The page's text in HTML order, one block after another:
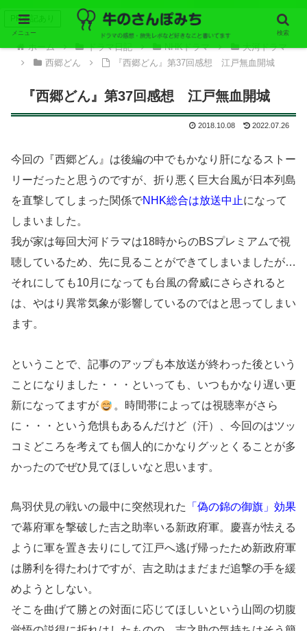
PR表記あり
ホーム ドラマ日記 NHKドラマ
大河ドラマ
西郷どん
『西郷どん』第37回感想 江戸無血開城
『西郷どん』第37回感想 江戸無血開城
2018.10.08 2022.07.26
今回の『西郷どん』は後編の中でもかなり肝になるストー
リーだったと思うのですが、折り悪く巨大台風が日本列島
を直撃してしまった関係でNHK総合は放送中止になって
しまいました。
我が家は毎回大河ドラマは18時からのBSプレミアムで視
聴しているため、先に見ることができてしまいましたが…
それにしても10月になっても台風の脅威にさらされると
は、やはり異常気象が影響しているのではと思ってしまい
ます。
ということで、記事のアップも本放送が終わった後という
ことになりました・・・といっても、いつもかなり遅い更
新になってますが
。時間帯によっては視聴率がさら
に・・・という危惧もあるんだけど（汗）、今回のはツッ
コミどころを考えても個人的にかなりグッとくることが多
かったのでぜひ見てほしいなと思います。
鳥羽伏見の戦いの最中に突然現れた
「偽の錦の御旗」効果
で幕府軍を撃破した吉之助率いる新政府軍。慶喜が怯える
ように軍を置き去りにして江戸へ逃げ帰ったため新政府軍
は勝利を得たわけですが、吉之助はまだまだ追撃の手を緩
めようとしない。
そこを曲げて勝との対面に応じてほしいという山岡の切腹
メニュー 検索